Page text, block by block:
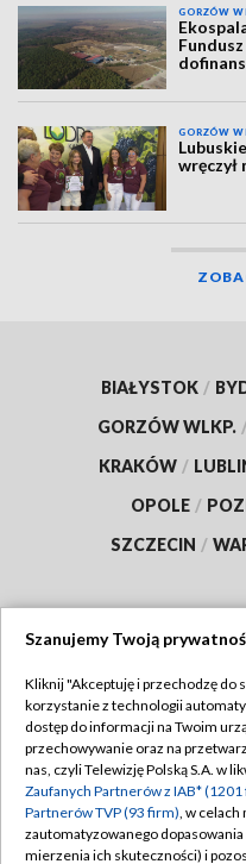
GORZÓW
GORZÓW
BIAŁYSTOK /
GORZÓW WLKP.
KRAKÓW /
OPOLE /
SZCZECIN /
Abonament TVP
Emisja w TVP
Centrum informacji TVP
Szanujemy Twoją
Kliknij "Akceptuję i przechodzę do
korzystanie z technologii
dostęp do informacji na Twoim
przechowywanie oraz na
nas, czyli Telewizję Polską S.A. w
Zaufanych Partnerów z IAB*
Partnerów TVP (93 firm), w
zautomatyzowanego
mierzenia ich skuteczności) i